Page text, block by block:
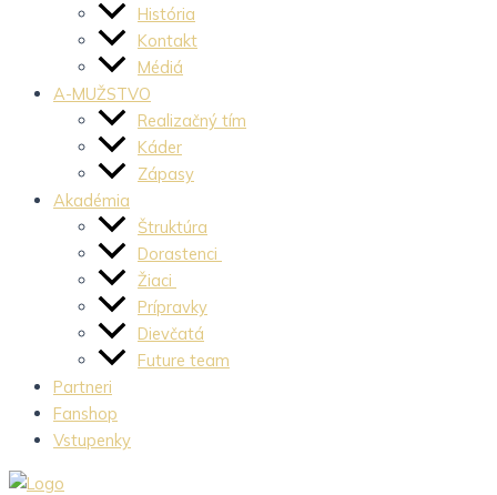
História
Kontakt
Médiá
A-MUŽSTVO
Realizačný tím
Káder
Zápasy
Akadémia
Štruktúra
Dorastenci
Žiaci
Prípravky
Dievčatá
Future team
Partneri
Fanshop
Vstupenky